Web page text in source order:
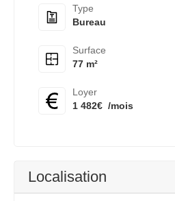
Type
Bureau
Surface
77 m²
Loyer
1 482€ /mois
Localisation